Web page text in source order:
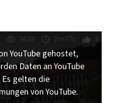
3639 2m37s 3
YouTube gehostet,
Daten an YouTube
gelten die
von YouTube.